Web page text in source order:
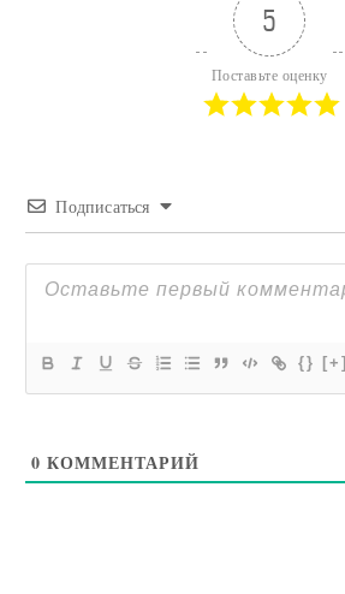
5
Поставьте оценку
Подписаться
{} [+]
0 КОММЕНТАРИЙ